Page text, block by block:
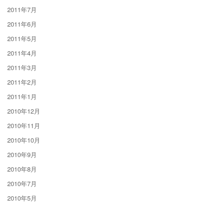
2011年7月
2011年6月
2011年5月
2011年4月
2011年3月
2011年2月
2011年1月
2010年12月
2010年11月
2010年10月
2010年9月
2010年8月
2010年7月
2010年5月